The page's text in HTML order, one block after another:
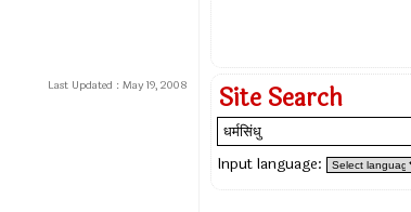
Last Updated : May 19, 2008 Site Search
Input language: